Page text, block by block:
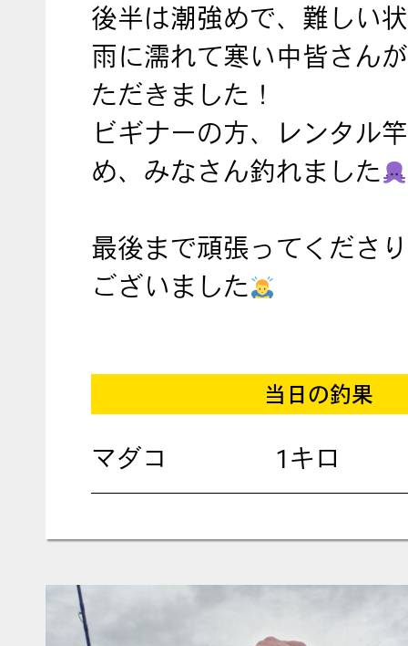
後半は潮強めで、難しい
雨に濡れて寒い中皆さん
ただきました！
ビギナーの方、レンタル
め、みなさん釣れました
最後まで頑張ってくださ
ございました
当日の釣果
マダコ 1キロ